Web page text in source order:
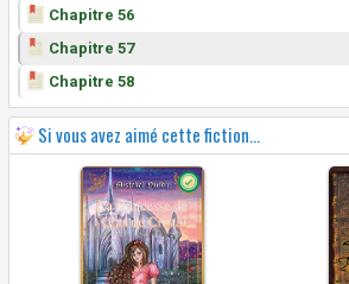
Chapitre 56
Chapitre 57
Chapitre 58
Si vous avez aimé cette fiction...